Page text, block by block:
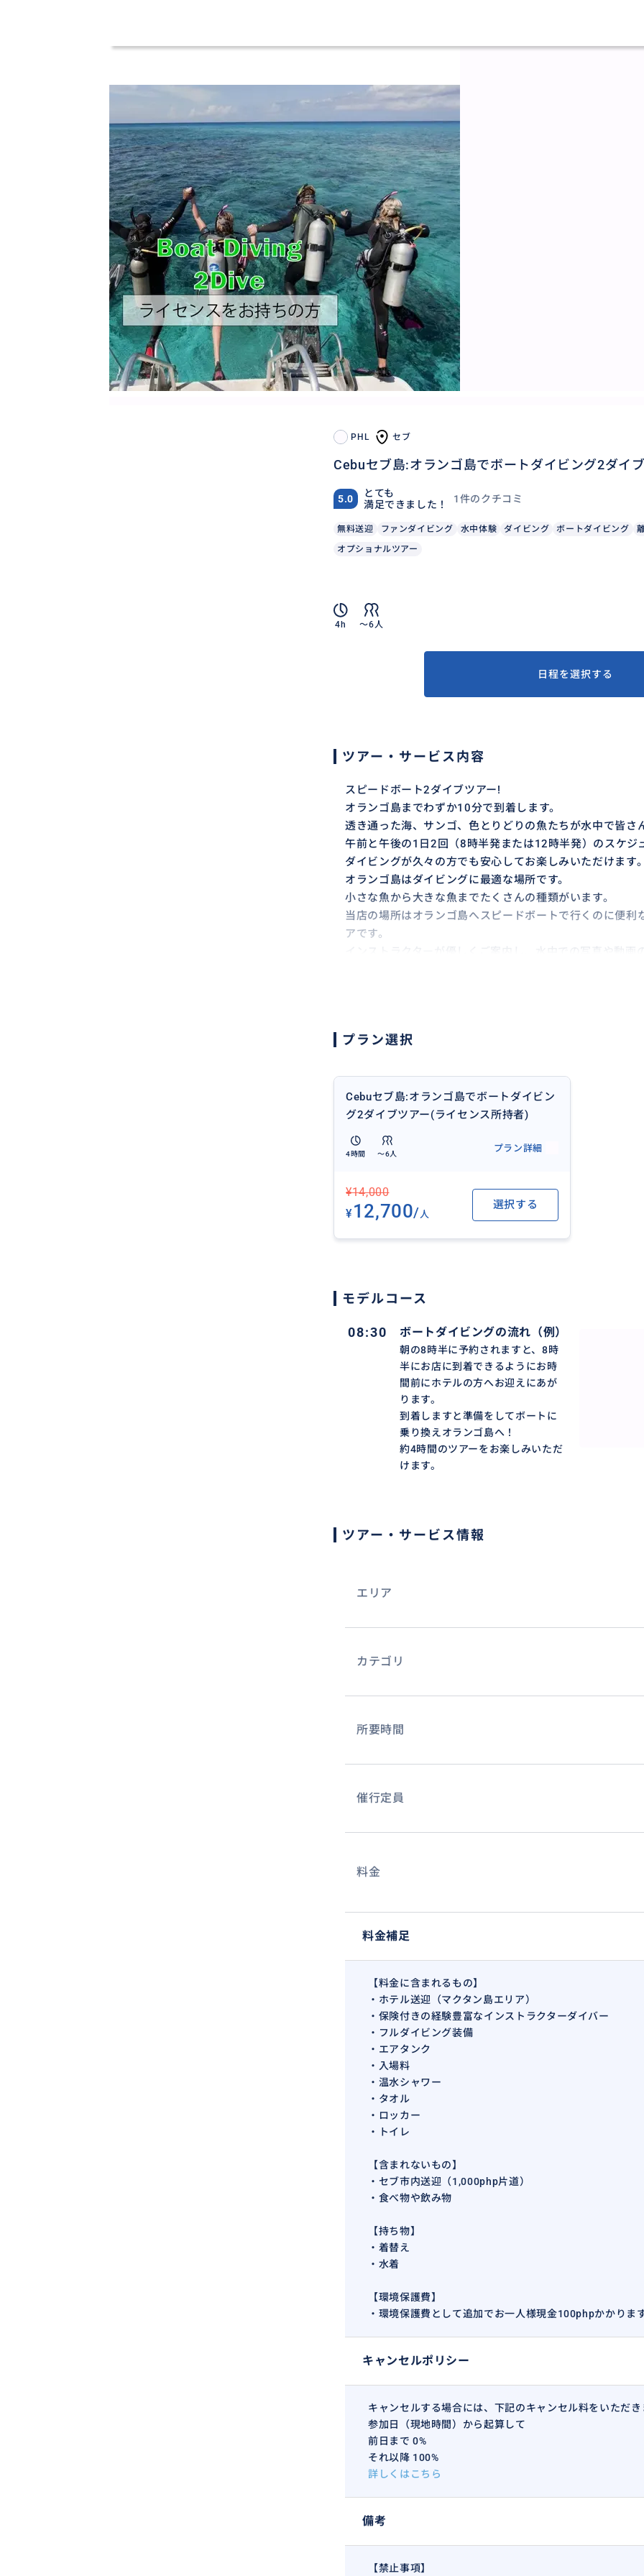
PHL セブ
Cebuセブ島:オランゴ島でボートダイビング2ダイ
5.0
とても
満足できました！
1件のクチコミ
無料送迎 ファンダイビング 水中体験 ダイビング ボートダイビング
オプショナルツアー
4h 〜6人
日程を選択する
ツアー・サービス内容
スピードボート2ダイブツアー!
オランゴ島までわずか10分で到着します。
透き通った海、サンゴ、色とりどりの魚たちが水中で皆さ
午前と午後の1日2回（8時半発または12時半発）のスケジ
ダイビングが久々の方でも安心してお楽しみいただけます
オランゴ島はダイビングに最適な場所です。
小さな魚から大きな魚までたくさんの種類がいます。
当店の場所はオランゴ島へスピードボートで行くのに便利
アです。
プラン選択
Cebuセブ島:オランゴ島でボートダイビン
グ2ダイブツアー(ライセンス所持者)
4時間 〜6人
プラン詳細
¥14,000
¥12,700/人
選択する
モデルコース
08:30 ボートダイビングの流れ（例）
朝の8時半に予約されますと、8時
半にお店に到着できるようにお時
間前にホテルの方へお迎えにあが
ります。
到着しますと準備をしてボートに
乗り換えオランゴ島へ！
約4時間のツアーをお楽しみいただ
けます。
ツアー・サービス情報
エリア
カテゴリ
所要時間
催行定員
料金
料金補足
【料金に含まれるもの】
・ホテル送迎（マクタン島エリア）
・保険付きの経験豊富なインストラクターダイバー
・フルダイビング装備
・エアタンク
・入場料
・温水シャワー
・タオル
・ロッカー
・トイレ
【含まれないもの】
・セブ市内送迎（1,000php片道）
・食べ物や飲み物
【持ち物】
・着替え
・水着
【環境保護費】
・環境保護費として追加でお一人様現金100phpかかりま
キャンセルポリシー
キャンセルする場合には、下記のキャンセル料をいただき
参加日（現地時間）から起算して
前日まで 0%
それ以降 100%
詳しくはこちら
備考
【禁止事項】